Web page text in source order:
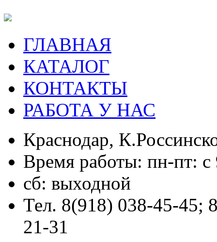
ГЛАВНАЯ
КАТАЛОГ
КОНТАКТЫ
РАБОТА У НАС
Краснодар,
Время работы: пн-пт:
сб: выходной
Тел. 8(918) 038-45-45;
21-31